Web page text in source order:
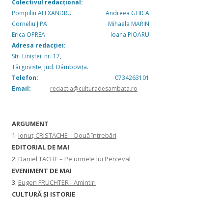
Colectivul redacțional:
Pompiliu ALEXANDRU
Andreea GHICA
Corneliu JIPA
Mihaela MARIN
Erica OPREA
Ioana PIOARU
Adresa redacției:
Str. Liniștei, nr. 17,
Târgoviște, jud. Dâmbovița.
Telefon:
0734263101
Email: redactia@culturadesambata.ro
ARGUMENT
1. Ionuț CRISTACHE – Două întrebări
EDITORIAL DE MAI
2. Daniel TACHE – Pe urmele lui Perceval
EVENIMENT DE MAI
3. Eugen FRUCHTER - Amintiri
CULTURĂ ŞI ISTORIE